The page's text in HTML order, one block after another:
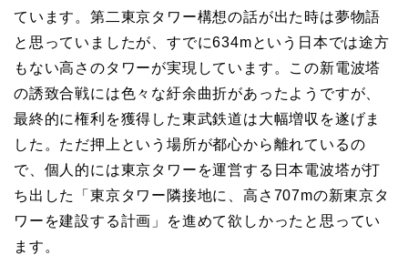
ています。第二東京タワー構想の話が出た時は夢物語
と思っていましたが、すでに634mという日本では途方
もない高さのタワーが実現しています。この新電波塔
の誘致合戦には色々な紆余曲折があったようですが、
最終的に権利を獲得した東武鉄道は大幅増収を遂げま
した。ただ押上という場所が都心から離れているの
で、個人的には東京タワーを運営する日本電波塔が打
ち出した「東京タワー隣接地に、高さ707mの新東京タ
ワーを建設する計画」を進めて欲しかったと思ってい
ます。